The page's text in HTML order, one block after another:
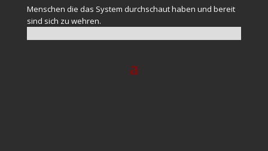
Menschen die das System durchschaut haben und bereit
sind sich zu wehren.